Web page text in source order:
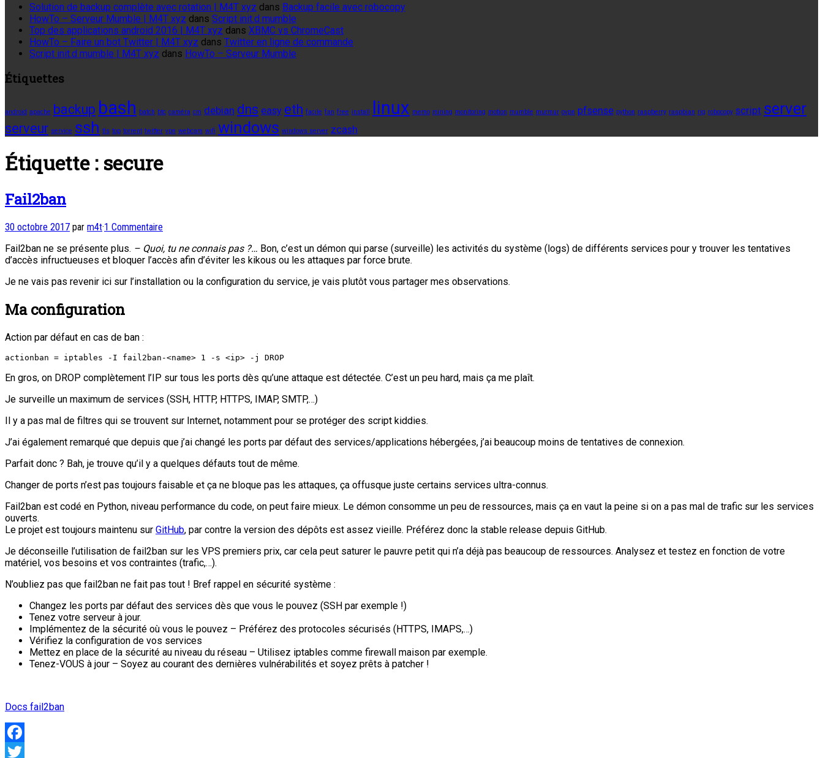
Solution de backup complète avec rotation | M4T xyz dans Backup facile avec robocopy
HowTo – Serveur Mumble | M4T xyz dans Script init.d mumble
Top des applications android 2016 | M4T xyz dans XBMC vs ChromeCast
HowTo – Faire un bot Twitter | M4T xyz dans Twitter en ligne de commande
Script init.d mumble | M4T xyz dans HowTo – Serveur Mumble
Étiquettes
android apache backup bash batch btc caméra cm debian dns easy eth facile fan free install linux memo mining monitoring motion mumble murmur ovpn pfsense python raspberry raspbian rig robocopy script server
serveur service ssh tls top torrent twitter vpn webcam wifi windows windows server zcash
Étiquette : secure
Fail2ban
30 octobre 2017 par m4t·1 Commentaire
Fail2ban ne se présente plus. – Quoi, tu ne connais pas ?… Bon, c’est un démon qui parse (surveille) les activités du système (logs) de différents services pour y trouver les tentatives
d’accès infructueuses et bloquer l’accès afin d’éviter les kikous ou les attaques par force brute.
Je ne vais pas revenir ici sur l’installation ou la configuration du service, je vais plutôt vous partager mes observations.
Ma configuration
Action par défaut en cas de ban :
actionban = iptables -I fail2ban-<name> 1 -s <ip> -j DROP
En gros, on DROP complètement l’IP sur tous les ports dès qu’une attaque est détectée. C’est un peu hard, mais ça me plaît.
Je surveille un maximum de services (SSH, HTTP, HTTPS, IMAP, SMTP,…)
Il y a pas mal de filtres qui se trouvent sur Internet, notamment pour se protéger des script kiddies.
J’ai également remarqué que depuis que j’ai changé les ports par défaut des services/applications hébergées, j’ai beaucoup moins de tentatives de connexion.
Parfait donc ? Bah, je trouve qu’il y a quelques défauts tout de même.
Changer de ports n’est pas toujours faisable et ça ne bloque pas les attaques, ça offusque juste certains services ultra-connus.
Fail2ban est codé en Python, niveau performance du code, on peut faire mieux. Le démon consomme un peu de ressources, mais ça en vaut la peine si on a pas mal de trafic sur les services
ouverts.
Le projet est toujours maintenu sur GitHub, par contre la version des dépôts est assez vieille. Préférez donc la stable release depuis GitHub.
Je déconseille l’utilisation de fail2ban sur les VPS premiers prix, car cela peut saturer le pauvre petit qui n’a déjà pas beaucoup de ressources. Analysez et testez en fonction de votre
matériel, vos besoins et vos contraintes (trafic,…).
N’oubliez pas que fail2ban ne fait pas tout ! Bref rappel en sécurité système :
Changez les ports par défaut des services dès que vous le pouvez (SSH par exemple !)
Tenez votre serveur à jour.
Implémentez de la sécurité où vous le pouvez – Préférez des protocoles sécurisés (HTTPS, IMAPS,…)
Vérifiez la configuration de vos services
Mettez en place de la sécurité au niveau du réseau – Utilisez iptables comme firewall maison par exemple.
Tenez-VOUS à jour – Soyez au courant des dernières vulnérabilités et soyez prêts à patcher !
Docs fail2ban
Facebook